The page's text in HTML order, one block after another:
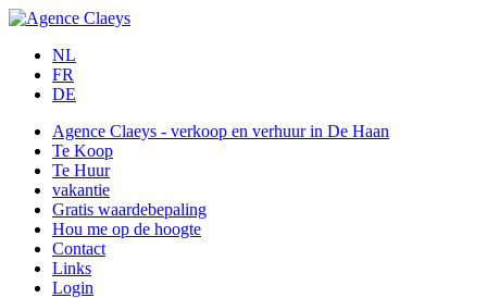
NL
FR
DE
Agence Claeys - verkoop en verhuur in De Haan
Te Koop
Te Huur
vakantie
Gratis waardebepaling
Hou me op de hoogte
Contact
Links
Login